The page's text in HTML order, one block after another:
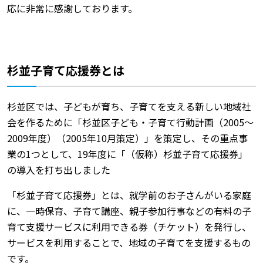
応に非常に感謝しております。
杉並子育て応援券とは
杉並区では、子どもが育ち、子育てを支える新しい地域社
会を作るために「杉並区子ども・子育て行動計画（2005～
2009年度）（2005年10月策定）」を策定し、その重点事
業の1つとして、19年度に「（仮称）杉並子育て応援券」
の導入を打ち出しました
「杉並子育て応援券」とは、就学前のお子さんがいる家庭
に、一時保育、子育て講座、親子参加行事などの有料の子
育て支援サービスに利用できる券（チケット）を発行し、
サービスを利用することで、地域の子育てを支援するもの
です。